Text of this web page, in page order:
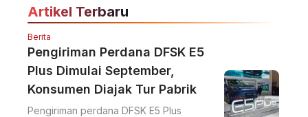
Artikel Terbaru
Berita
Pengiriman Perdana DFSK E5
Plus Dimulai September,
Konsumen Diajak Tur Pabrik
Pengiriman perdana DFSK E5 Plus